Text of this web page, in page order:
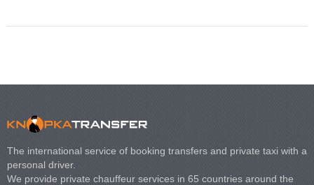
The international service of booking transfers and private taxi with a
personal driver.
We provide private chauffeur services in 65 countries around the